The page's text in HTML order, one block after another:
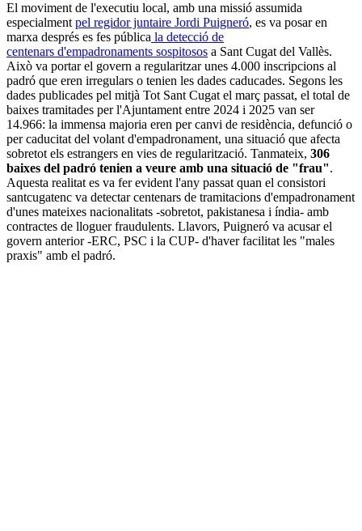
El moviment de l'executiu local, amb una missió assumida
especialmentpel regidor juntaire Jordi Puigneró, es va posar en
marxa després es fes pública la detecció de
centenars d'empadronaments sospitosos a Sant Cugat del Vallès.
Això va portar el govern a regularitzar unes 4.000 inscripcions al
padró que eren irregulars o tenien les dades caducades. Segons les
dades publicades pel mitjà Tot Sant Cugat el març passat, el total de
baixes tramitades per l'Ajuntament entre 2024 i 2025 van ser
14.966: la immensa majoria eren per canvi de residència, defunció o
per caducitat del volant d'empadronament, una situació que afecta
sobretot els estrangers en vies de regularització. Tanmateix, 306
baixes del padró tenien a veure amb una situació de "frau".
Aquesta realitat es va fer evident l'any passat quan el consistori
santcugatenc va detectar centenars de tramitacions d'empadronament
d'unes mateixes nacionalitats -sobretot, pakistanesa i índia- amb
contractes de lloguer fraudulents. Llavors, Puigneró va acusar el
govern anterior -ERC, PSC i la CUP- d'haver facilitat les "males
praxis" amb el padró.